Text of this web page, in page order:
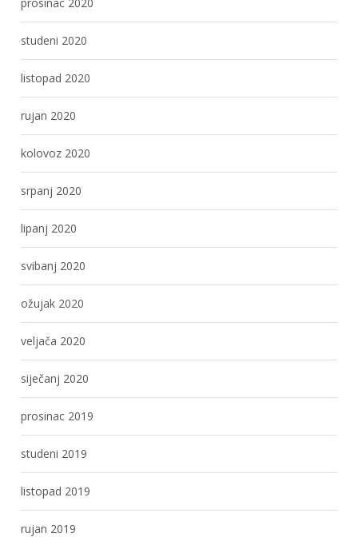
studeni 2020
listopad 2020
rujan 2020
kolovoz 2020
srpanj 2020
lipanj 2020
svibanj 2020
ožujak 2020
veljača 2020
siječanj 2020
prosinac 2019
studeni 2019
listopad 2019
rujan 2019